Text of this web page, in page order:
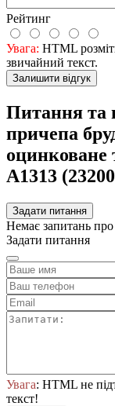
Рейтинг
Увага: HTML
звичайний текст.
Залишити відгук
Питання та
причепа
оцинковане
A1313
Задати питання
Немає запитань
Задати питання
Увага: HTML не
текст!